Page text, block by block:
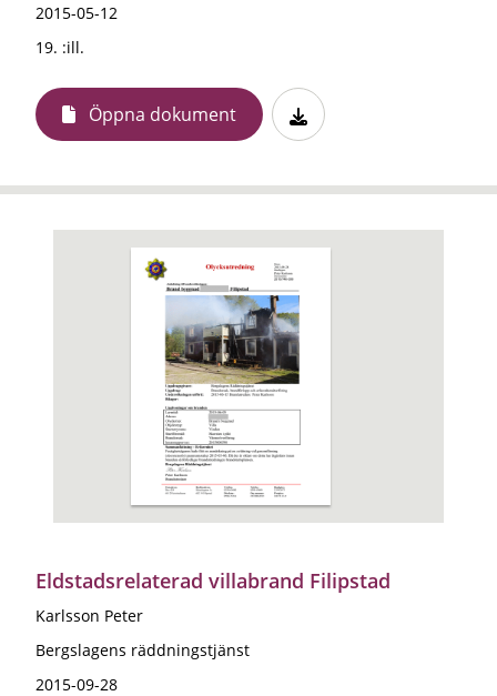
2015-05-12
19. :ill.
Öppna dokument
Eldstadsrelaterad villabrand Filipstad
Karlsson Peter
Bergslagens räddningstjänst
2015-09-28